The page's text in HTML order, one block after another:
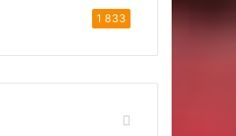
1 833